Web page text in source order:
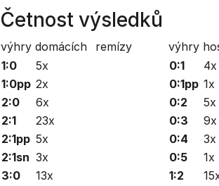
Četnost výsledků
výhry domácích remízy výhry
1:0
5x
1:0pp 2x
2:0
6x
2:1
23x
2:1pp 5x
2:1sn 3x
3:0
13x
0:1
4x
0:1pp 1x
0:2
5x
0:3
9x
0:4
3x
0:5
1x
1:2